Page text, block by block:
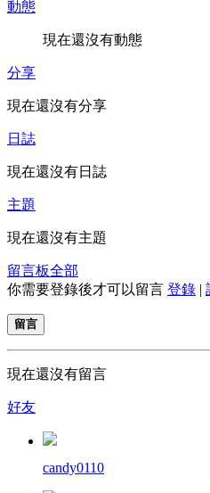
動態
現在還沒有動態
分享
現在還沒有分享
日誌
現在還沒有日誌
主題
現在還沒有主題
留言板全部
你需要登錄後才可以留言 登錄 |
留言
現在還沒有留言
好友
candy0110